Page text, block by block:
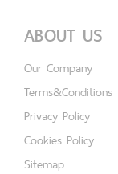
ABOUT US
Our Company
Terms&Conditions
Privacy Policy
Cookies Policy
Sitemap